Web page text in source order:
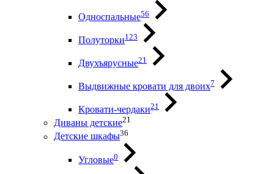
Односпальные56
Полуторки123
Двухъярусные21
Выдвижные кровати для двоих7
Кровати-чердаки21
Диваны детские21
Детские шкафы36
Угловые0